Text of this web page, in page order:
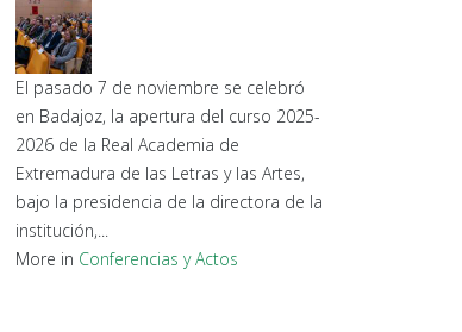
El pasado 7 de noviembre se celebró
en Badajoz, la apertura del curso 2025-
2026 de la Real Academia de
Extremadura de las Letras y las Artes,
bajo la presidencia de la directora de la
institución,...
More in Conferencias y Actos